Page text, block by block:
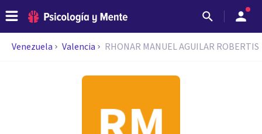
Venezuela Valencia RHONAR MANUEL AGUILAR ROBERTIS